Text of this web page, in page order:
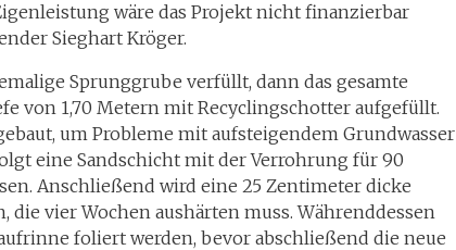
wäre das Projekt nicht finanzierbar
Sieghart Kröger.
Sprunggrube verfüllt, dann das gesamte
von 1,70 Metern mit Recyclingschotter aufgefüllt.
um Probleme mit aufsteigendem Grundwasser
eine Sandschicht mit der Verrohrung für 90
Anschließend wird eine 25 Zentimeter dicke
die vier Wochen aushärten muss. Währenddessen
foliert werden, bevor abschließend die neue